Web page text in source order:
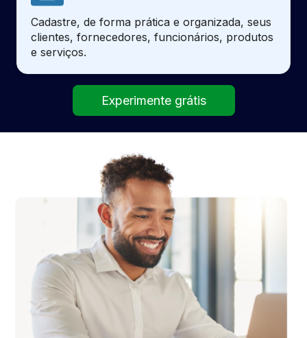
Cadastre, de forma prática e organizada, seus
clientes, fornecedores, funcionários, produtos
e serviços.
Experimente grátis